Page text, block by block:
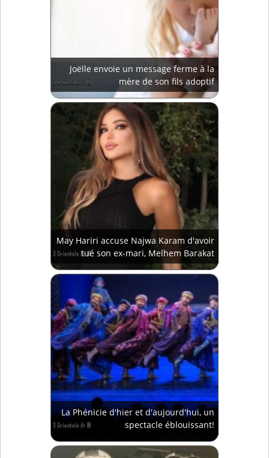
Joëlle envoie un message ferme à la
mère de son fils adoptif
May Hariri accuse Najwa Karam d'avoir
tué son ex-mari, Melhem Barakat
La Phénicie d'hier et d'aujourd'hui, un
spectacle éblouissant!